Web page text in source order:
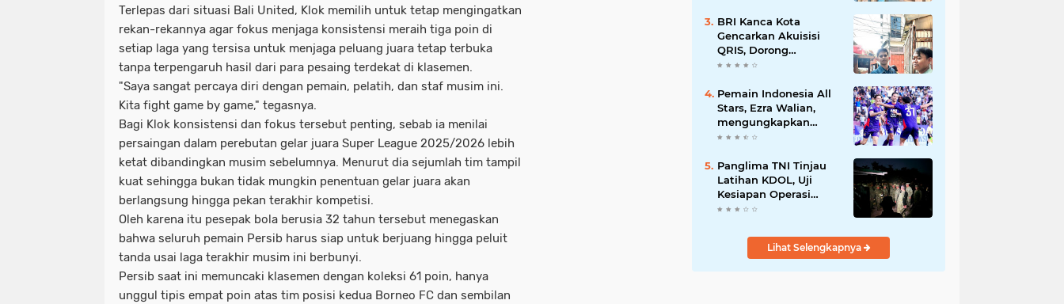
Terlepas dari situasi Bali United, Klok memilih untuk tetap mengingatkan
rekan-rekannya agar fokus menjaga konsistensi meraih tiga poin di
setiap laga yang tersisa untuk menjaga peluang juara tetap terbuka
tanpa terpengaruh hasil dari para pesaing terdekat di klasemen.
"Saya sangat percaya diri dengan pemain, pelatih, dan staf musim ini.
Kita fight game by game," tegasnya.
Bagi Klok konsistensi dan fokus tersebut penting, sebab ia menilai
persaingan dalam perebutan gelar juara Super League 2025/2026 lebih
ketat dibandingkan musim sebelumnya. Menurut dia sejumlah tim tampil
kuat sehingga bukan tidak mungkin penentuan gelar juara akan
berlangsung hingga pekan terakhir kompetisi.
Oleh karena itu pesepak bola berusia 32 tahun tersebut menegaskan
bahwa seluruh pemain Persib harus siap untuk berjuang hingga peluit
tanda usai laga terakhir musim ini berbunyi.
Persib saat ini memuncaki klasemen dengan koleksi 61 poin, hanya
unggul tipis empat poin atas tim posisi kedua Borneo FC dan sembilan
Wujudkan Hunian
Layak bagi Warga
BRI Kanca Kota
Gencarkan Akuisisi
QRIS, Dorong
Digitalisasi Transaksi
Pemain Indonesia All
Stars, Ezra Walian,
mengungkapkan
memiliki hubungan
keluarga bek Aston
Villa
Panglima TNI Tinjau
Latihan KDOL, Uji
Kesiapan Operasi
Lintas Udara dalam
TNI 2026
Lihat Selengkapnya